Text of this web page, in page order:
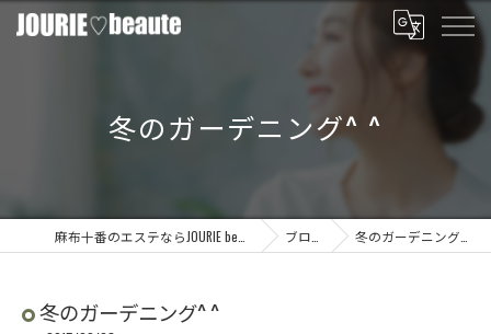
冬のガーデニング^ ^
ブログ 冬のガーデニング^ ^
冬のガーデニング^ ^